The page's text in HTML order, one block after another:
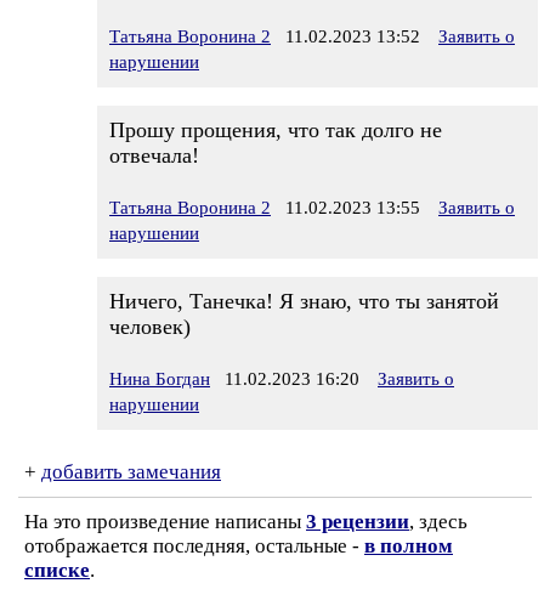
Татьяна Воронина 2 11.02.2023 13:52
Заявить о
нарушении
Прошу прощения, что так долго не
отвечала!
Татьяна Воронина 2 11.02.2023 13:55
Заявить о
нарушении
Ничего, Танечка! Я знаю, что ты занятой
человек)
Нина Богдан 11.02.2023 16:20
Заявить о
нарушении
+ добавить замечания
На это произведение написаны 3 рецензии, здесь
отображается последняя, остальные - в полном
списке.